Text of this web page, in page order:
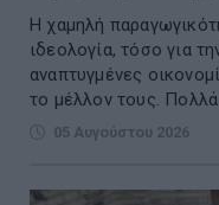
Η χαμηλή
ιδεολογία, τόσο για
αναπτυγμένες
το μέλλον τους. Πολλά
05 Αυγούστου 2026